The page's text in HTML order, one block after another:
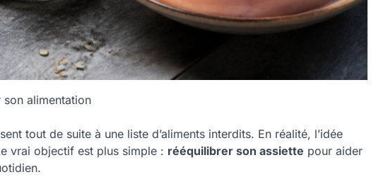
alimentation
tout de suite à une liste d’aliments interdits. En réalité, l’idée
vrai objectif est plus simple : rééquilibrer son assiette pour aider